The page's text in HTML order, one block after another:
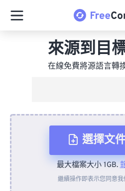
來源到目
在線免費將源語言轉
選擇文
來自裝置
最大檔案大小 1GB.
繼續操作即表示您同意我